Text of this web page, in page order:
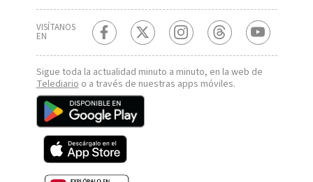
VISÍTANOS
EN
Sigue toda la actualidad minuto a minuto, en la web de
Telediario o a través de nuestras apps móviles.